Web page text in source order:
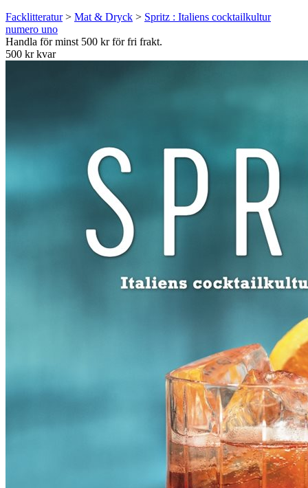
Facklitteratur> Mat & Dryck > Spritz : Italiens cocktailkultur
numero uno
Handla för minst 500 kr för fri frakt.
500 kr kvar